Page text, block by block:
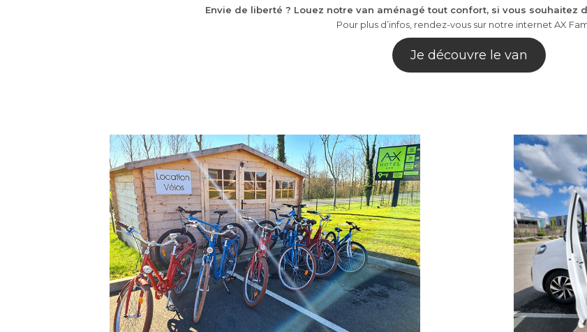
Envie de liberté ? Louez notre van aménagé tout confort, si vous souhaitez
Pour plus d’infos, rendez-vous sur notre internet AX
Je découvre le van